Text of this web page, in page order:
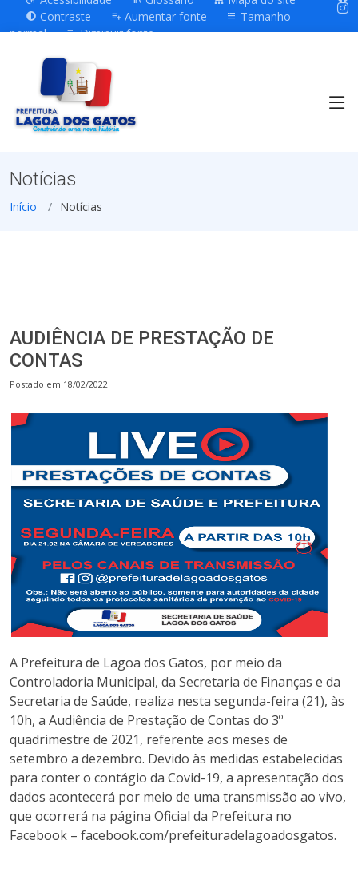
Contraste
Aumentar fonte
Tamanho
normal
Diminuir fonte
Notícias
Início Notícias
AUDIÊNCIA DE PRESTAÇÃO DE
CONTAS
Postado em 18/02/2022
A Prefeitura de Lagoa dos Gatos, por meio da
Controladoria Municipal, da Secretaria de Finanças e da
Secretaria de Saúde, realiza nesta segunda-feira (21), às
10h, a Audiência de Prestação de Contas do 3º
quadrimestre de 2021, referente aos meses de
setembro a dezembro. Devido às medidas estabelecidas
para conter o contágio da Covid-19, a apresentação dos
dados acontecerá por meio de uma transmissão ao vivo,
que ocorrerá na página Oficial da Prefeitura no
Facebook – facebook.com/prefeituradelagoadosgatos.